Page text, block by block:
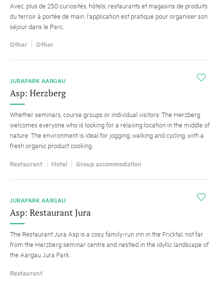
Avec, plus de 250 curiosités, hôtels, restaurants et magasins de produits
du terroir à portée de main, l'application est pratique pour organiser son
séjour dans le Parc.
Other Other
i
JURAPARK AARGAU
Asp: Herzberg
Whether seminars, course groups or individual visitors: The Herzberg
welcomes everyone who is looking for a relaxing location in the middle of
nature. The environment is ideal for jogging, walking and cycling, with a
fresh organic product cooking.
Restaurant Hotel Group accommodation
i
JURAPARK AARGAU
Asp: Restaurant Jura
The Restaurant Jura Asp is a cosy, family-run inn in the Fricktal, not far
from the Herzberg seminar centre and nestled in the idyllic landscape of
the Aargau Jura Park.
Restaurant